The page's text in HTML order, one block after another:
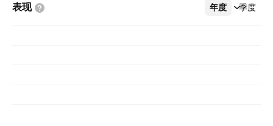
表现 年度 季度
更多